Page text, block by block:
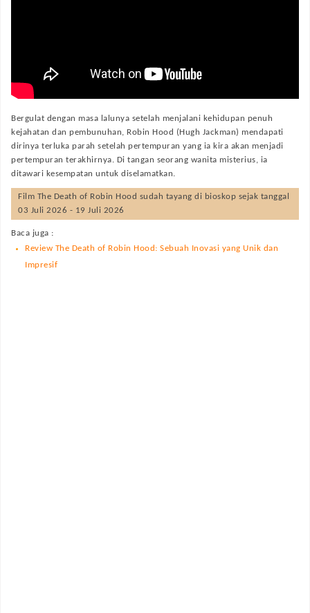
Bergulat dengan masa lalunya setelah menjalani kehidupan penuh
kejahatan dan pembunuhan, Robin Hood (Hugh Jackman) mendapati
dirinya terluka parah setelah pertempuran yang ia kira akan menjadi
pertempuran terakhirnya. Di tangan seorang wanita misterius, ia
ditawari kesempatan untuk diselamatkan.
Film The Death of Robin Hood sudah tayang di bioskop sejak tanggal
03 Juli 2026 - 19 Juli 2026
Baca juga :
Review The Death of Robin Hood: Sebuah Inovasi yang Unik dan
Impresif